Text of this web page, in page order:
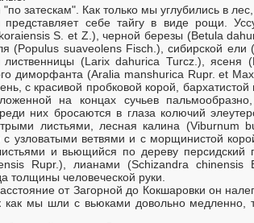
затескам". Как только мы углубились в
представляет себе тайгу в виде рощи.
S. et Z.), черной березы (Betula
(Populus suaveolens Fisch.), сибирской
(Larix dahurica Turcz.), ясеня
диморфанта (Aralia manshurica Rupr. et
с красивой пробковой корой,
на концах сучьев
них бросаются в глаза колючий
листьями, лесная калина (Viburnum
узловатыми ветвями и с морщинистой
и вьющийся по дереву
Rupr.), лианами (Schizandra
толщины человеческой руки.
от Загорной до Кокшаровки он
как мы шли с вьюками довольно медленно,